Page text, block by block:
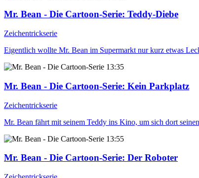
Mr. Bean - Die Cartoon-Serie: Teddy-Diebe
Zeichentrickserie
Eigentlich wollte Mr. Bean im Supermarkt nur kurz etwas
13:35
Mr. Bean - Die Cartoon-Serie: Kein Parkplatz
Zeichentrickserie
Mr. Bean fährt mit seinem Teddy ins Kino, um sich dort
13:55
Mr. Bean - Die Cartoon-Serie: Der Roboter